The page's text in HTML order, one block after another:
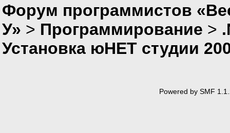
Форум программистов
У» > Программирование >
Установка юНЕТ студии
Powered by SMF